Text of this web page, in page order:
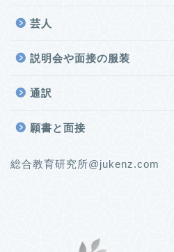
芸人
説明会や面接の服装
通訳
願書と面接
総合教育研究所@jukenz.com